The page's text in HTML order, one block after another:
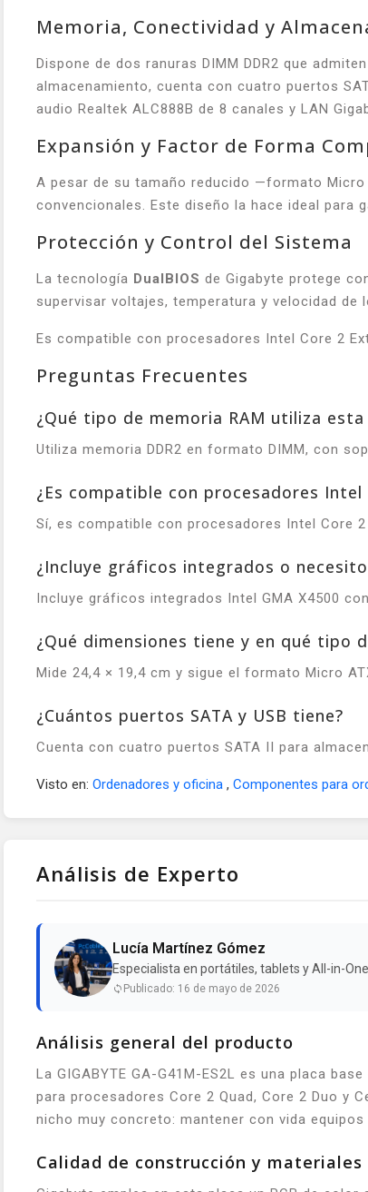
Memoria, Conectividad y
Dispone de dos ranuras DIMM DDR2 que
almacenamiento, cuenta con cuatro puertos
audio Realtek ALC888B de 8 canales y LAN
Expansión y Factor de Forma
A pesar de su tamaño reducido —formato Micro
convencionales. Este diseño la hace ideal
Protección y Control del Sistema
La tecnología DualBIOS de Gigabyte protege
supervisar voltajes, temperatura y velocidad
Es compatible con procesadores Intel Core 2
Preguntas Frecuentes
¿Qué tipo de memoria RAM utiliza esta
Utiliza memoria DDR2 en formato DIMM, con
¿Es compatible con procesadores Intel
Sí, es compatible con procesadores Intel Core
¿Incluye gráficos integrados o
Incluye gráficos integrados Intel GMA X4500
¿Qué dimensiones tiene y en qué tipo
Mide 24,4 × 19,4 cm y sigue el formato Micro
¿Cuántos puertos SATA y USB tiene?
Cuenta con cuatro puertos SATA II para
Visto en: Ordenadores y oficina , Componentes para
Análisis de Experto
Lucía Martínez Gómez
Especialista en portátiles, tablets y All-in-
Publicado: 16 de mayo de 2026
Análisis general del producto
La GIGABYTE GA-G41M-ES2L es una placa
para procesadores Core 2 Quad, Core 2 Duo y
nicho muy concreto: mantener con vida
Calidad de construcción y materiales